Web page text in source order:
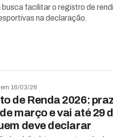
busca facilitar o registro de
na declaração.
16/03/26
de Renda 2026:
março e vai até 29
deve declarar